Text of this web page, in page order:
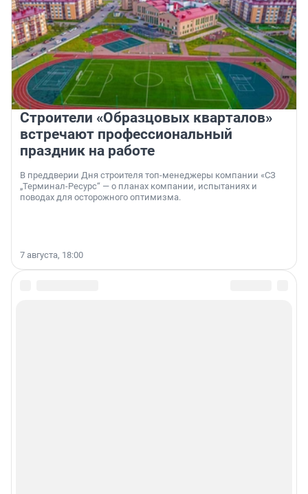
Строители «Образцовых кварталов»
встречают профессиональный
праздник на работе
В преддверии Дня строителя топ-менеджеры компании «СЗ
„Терминал-Ресурс“ — о планах компании, испытаниях и
поводах для осторожного оптимизма.
7 августа, 18:00